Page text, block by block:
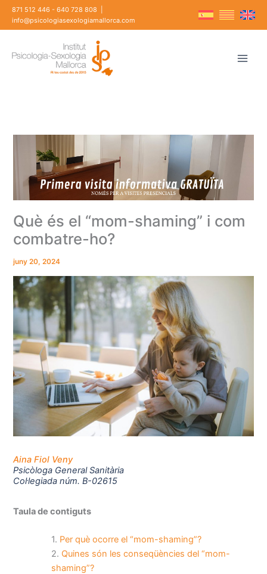
Vés871 512 446 - 640 728 808
info@psicologiasexologiamallorca.com
Què és el “mom-shaming” i com
combatre-ho?
juny 20, 2024
Aina Fiol Veny
Psicòloga General Sanitària
Col·legiada núm. B-02615
Taula de contiguts
Per què ocorre el “mom-shaming”?
Quines són les conseqüències del “mom-
shaming”?